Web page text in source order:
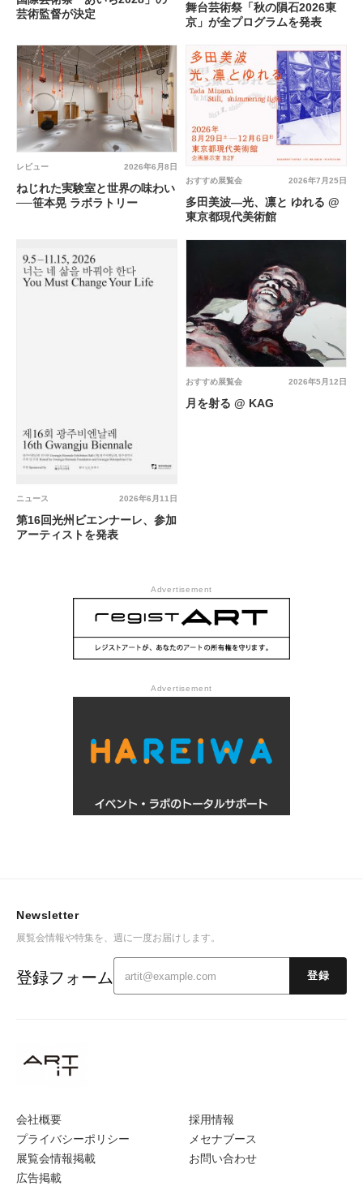
芸術監督が決定
舞台芸術祭「秋の隕石2026東
京」が全プログラムを発表
2026年6月8日
レビュー
ねじれた実験室と世界の味わい
──笹本晃 ラボラトリー
2026年7月25日
おすすめ展覧会
多田美波―光、凛と ゆれる @
東京都現代美術館
2026年6月11日
ニュース
第16回光州ビエンナーレ、参加
アーティストを発表
2026年5月12日
おすすめ展覧会
月を射る @ KAG
Advertisement
Advertisement
会社概要
プライバシーポリシー
展覧会情報掲載
広告掲載
採用情報
メセナブース
お問い合わせ
Newsletter
展覧会情報や特集を、週に一度お届けします。
登録フォーム 登録